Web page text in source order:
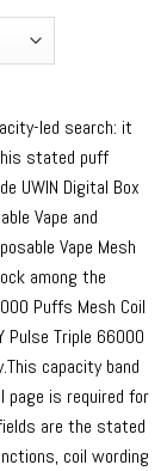
led search: it
stated puff
UWIN Digital Box
Vape and
Vape Mesh
among the
Puffs Mesh Coil
Pulse Triple 66000
capacity band
page is required for
are the stated
coil wording